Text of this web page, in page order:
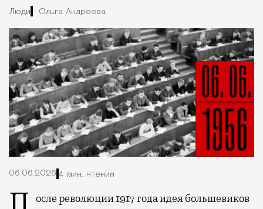
Люди Ольга Андреева
06.06.2026 4 мин. чтения